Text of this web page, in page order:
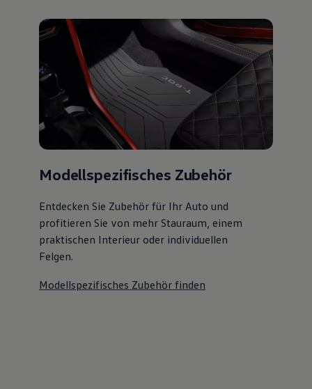
Modellspezifisches Zubehör
Entdecken Sie Zubehör für Ihr Auto und
profitieren Sie von mehr Stauraum, einem
praktischen Interieur oder individuellen
Felgen.
Modellspezifisches Zubehör finden